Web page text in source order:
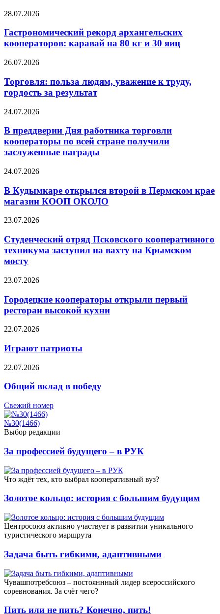
28.07.2026
Гастрономический рекорд архангельских
кооператоров: каравай на 80 кг и 30 яиц
26.07.2026
Торговля: польза людям, уважение к труду,
гордость за результат
24.07.2026
В преддверии Дня работника торговли
кооператоры по всей стране получили
заслуженные награды
24.07.2026
В Кудымкаре открылся второй в Пермском крае
магазин КООП ОКОЛО
23.07.2026
Студенческий отряд Псковского кооперативного
техникума заступил на вахту на Крымском
мосту
23.07.2026
Городецкие кооператоры открыли первый
ресторан высокой кухни
22.07.2026
Играют патриоты
22.07.2026
Общий вклад в победу
Свежий номер
№30(1466)
Выбор редакции
За профессией будущего – в РУК
Что ждёт тех, кто выбрал кооперативный вуз?
Золотое кольцо: история с большим будущим
Центросоюз активно участвует в развитии уникального
туристического маршрута
Задача быть гибкими, адаптивными
Чувашпотребсоюз – постояннный лидер всероссийского
соревнования. За счёт чего?
Пить или не пить? Конечно, пить!